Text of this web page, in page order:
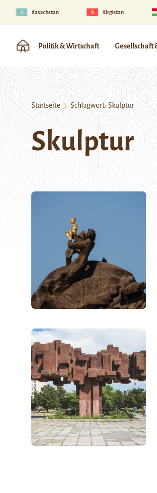
Kasachstan Kirgistan
Politik & Wirtschaft Gesellschaft
Startseite Schlagwort: Skulptur
Skulptur